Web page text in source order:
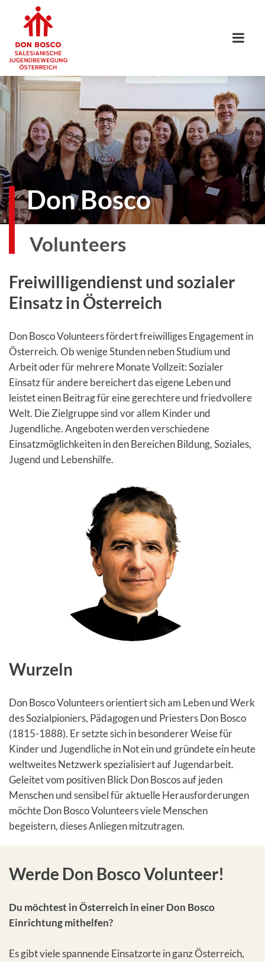
Don Bosco
Volunteers
Freiwilligendienst und sozialer
Einsatz in Österreich
Don Bosco Volunteers fördert freiwilliges Engagement in
Österreich. Ob wenige Stunden neben Studium und
Arbeit oder für mehrere Monate Vollzeit: Sozialer
Einsatz für andere bereichert das eigene Leben und
leistet einen Beitrag für eine gerechtere und friedvollere
Welt. Die Zielgruppe sind vor allem Kinder und
Jugendliche. Angeboten werden verschiedene
Einsatzmöglichkeiten in den Bereichen Bildung, Soziales,
Jugend und Lebenshilfe.
Wurzeln
Don Bosco Volunteers orientiert sich am Leben und Werk
des Sozialpioniers, Pädagogen und Priesters Don Bosco
(1815-1888). Er setzte sich in besonderer Weise für
Kinder und Jugendliche in Not ein und gründete ein heute
weltweites Netzwerk spezialisiert auf Jugendarbeit.
Geleitet vom positiven Blick Don Boscos auf jeden
Menschen und sensibel für aktuelle Herausforderungen
möchte Don Bosco Volunteers viele Menschen
begeistern, dieses Anliegen mitzutragen.
Werde Don Bosco Volunteer!
Du möchtest in Österreich in einer Don Bosco
Einrichtung mithelfen?
Es gibt viele spannende Einsatzorte in ganz Österreich,